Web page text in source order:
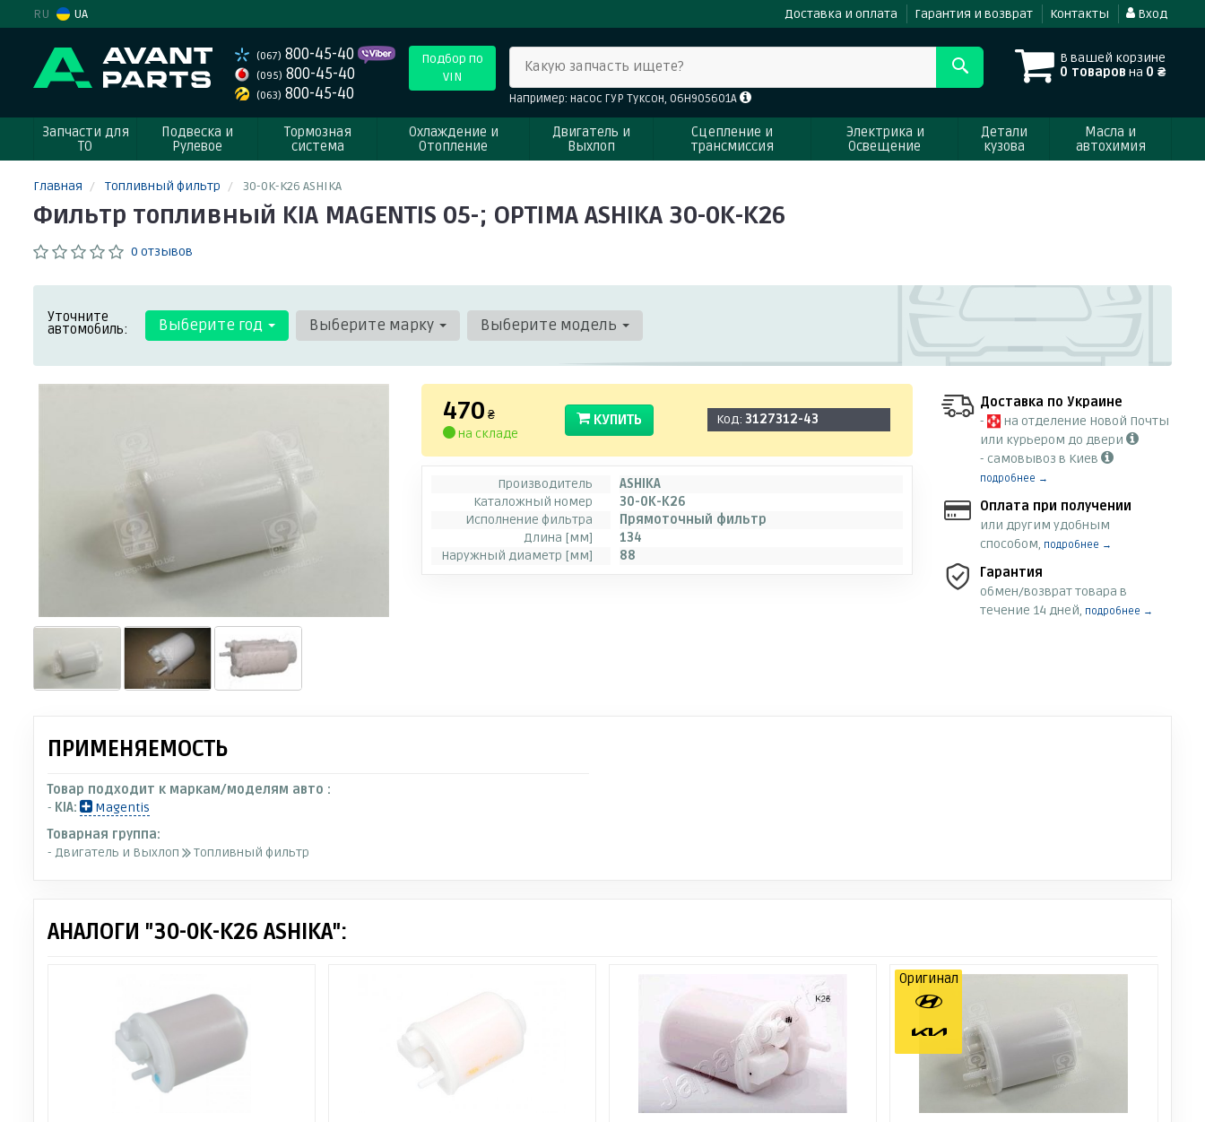
RU UA Доставка и оплата Гарантия и возврат Контакты Вход
(067) 800-45-40
(095) 800-45-40
(063) 800-45-40
Подбор по
VIN
В вашей корзине
0 товаров на 0 ₴
Какую запчасть ищете?
Например: насос ГУР Туксон, 06H905601A
Запчасти для
ТО
Подвеска и
Рулевое
Тормозная
система
Охлаждение и
Отопление
Двигатель и
Выхлоп
Сцепление и
трансмиссия
Электрика и
Освещение
Детали
кузова
Масла и
автохимия
Главная Топливный фильтр 30-0K-K26 ASHIKA
Фильтр топливный KIA MAGENTIS 05-; OPTIMA ASHIKA 30-0K-K26
0 отзывов
Уточните
автомобиль: Выберите год Выберите марку Выберите модель
470 ₴
на складе
КУПИТЬ Код:3127312-43
Производитель
ASHIKA
Каталожный номер
30-0K-K26
Исполнение фильтра
Прямоточный фильтр
Длина [мм]
134
Наружный диаметр [мм]
88
Доставка по Украине
-
на отделение Новой Почты
или курьером до двери
- самовывоз в Киев
подробнее →
Оплата при получении
или другим удобным
способом, подробнее →
Гарантия
обмен/возврат товара в
течение 14 дней, подробнее →
ПРИМЕНЯЕМОСТЬ
Товар подходит к маркам/моделям авто :
- KIA:
Magentis
Товарная группа:
- Двигатель и Выхлоп
Топливный фильтр
АНАЛОГИ "30-0K-K26 ASHIKA":
Оригинал